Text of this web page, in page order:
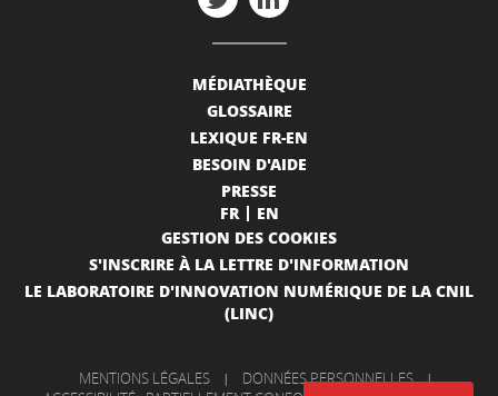
MÉDIATHÈQUE
GLOSSAIRE
LEXIQUE FR-EN
BESOIN D'AIDE
PRESSE
FR
EN
GESTION DES COOKIES
S'INSCRIRE À LA LETTRE D'INFORMATION
LE LABORATOIRE D'INNOVATION NUMÉRIQUE DE LA CNIL
(LINC)
MENTIONS LÉGALES | DONNÉES PERSONNELLES |